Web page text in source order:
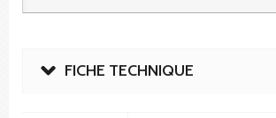
FICHE TECHNIQUE